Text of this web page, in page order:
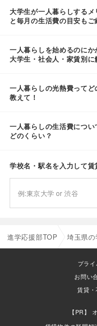
大学生が一人暮らしする
と毎月の生活費の目安もご
一人暮らしを始めるのに
大学生・社会人・家賃別に
一人暮らしの光熱費って
教えて！
一人暮らしの生活費につ
どのくらい？
学校名・駅名を入力して
進学応援部TOP 埼玉県
プラ
お問い
賃貸